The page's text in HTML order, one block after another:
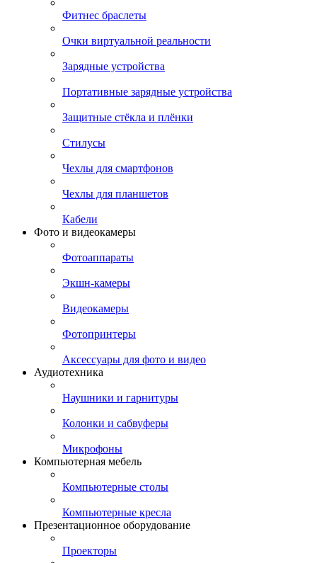
Фитнес браслеты
Очки виртуальной реальности
Зарядные устройства
Портативные зарядные устройства
Защитные стёкла и плёнки
Стилусы
Чехлы для смартфонов
Чехлы для планшетов
Кабели
Фото и видеокамеры
Фотоаппараты
Экшн-камеры
Видеокамеры
Фотопринтеры
Аксессуары для фото и видео
Аудиотехника
Наушники и гарнитуры
Колонки и сабвуферы
Микрофоны
Компьютерная мебель
Компьютерные столы
Компьютерные кресла
Презентационное оборудование
Проекторы